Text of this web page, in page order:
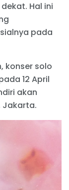
Hal ini
pada
konser solo
12 April
akan
Jakarta.